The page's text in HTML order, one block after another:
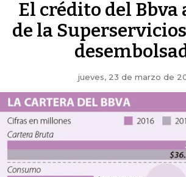
El crédito del Bbva
de la
jueves, 23 de marzo de